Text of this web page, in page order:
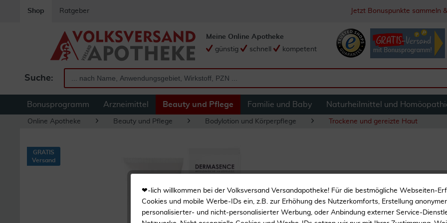
Shop Ratgeber Jetzt Bonuspunkte sammeln
Suche:
Meine Online Apotheke
günstig
schnell kompetent
Bonusprogramm Arzneimittel Beauty und Pflege Familie und Baby Naturheilmittel und
Online Apotheke Beauty und Pflege Bodylotion und Körperpflege Trockene und gereizte Haut
Dermasence
GRATIS
Versand
❤-lich willkommen bei der Volksversand Versandapotheke! Für die bestmögliche Webseiten-
Cookies und mobile Werbe-IDs ein, z.B. zur Erhöhung des Nutzerkomforts, Erstellung
personalisierter- und nicht-personalisierter Werbung, oder Anbindung externer Service-